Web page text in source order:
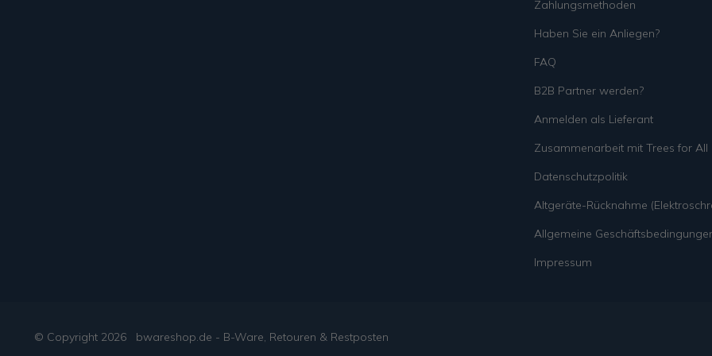
Zahlungsmethoden
Haben Sie ein Anliegen?
FAQ
B2B Partner werden?
Anmelden als Lieferant
Zusammenarbeit mit Trees for All
Datenschutzpolitik
Altgeräte-Rücknahme
Allgemeine
Impressum
© Copyright 2026 bwareshop.de - B-Ware, Retouren & Restposten